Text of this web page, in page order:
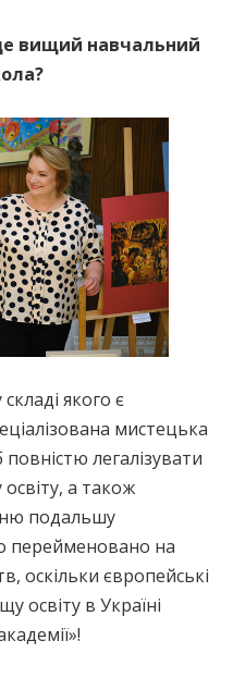
вищий навчальний
якого є
мистецька
легалізувати
а також
подальшу
перейменовано на
оскільки європейські
освіту в Україні